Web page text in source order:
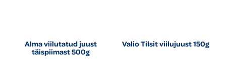
Alma viilutatud juust
täispiimast 500g
Valio Tilsit viilujuust 150g